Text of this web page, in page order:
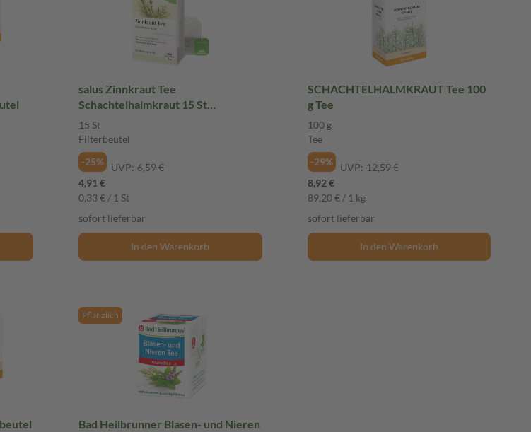
salus Zinnkraut Tee
Schachtelhalmkraut 15 St
Filterbeutel
15 St
Filterbeutel
-25%
UVP: 6,59 €
4,91 €
0,33 € / 1 St
sofort lieferbar
In den Warenkorb
SCHACHTELHALMKRAUT Tee 100
g Tee
100 g
Tee
-29%
UVP: 12,59 €
8,92 €
89,20 € / 1 kg
sofort lieferbar
In den Warenkorb
Pflanzlich
Bad Heilbrunner Blasen- und Nieren